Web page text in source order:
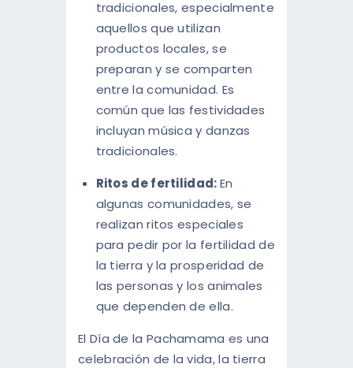
tradicionales, especialmente
aquellos que utilizan
productos locales, se
preparan y se comparten
entre la comunidad. Es
común que las festividades
incluyan música y danzas
tradicionales.
Ritos de fertilidad:En
algunas comunidades, se
realizan ritos especiales
para pedir por la fertilidad de
la tierra y la prosperidad de
las personas y los animales
que dependen de ella.
El Día de la Pachamama es una
celebración de la vida, la tierra